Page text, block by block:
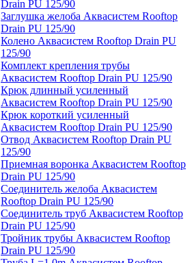
Drain PU 125/90
Заглушка желоба Аквасистем Rooftop
Drain PU 125/90
Колено Аквасистем Rooftop Drain PU
125/90
Комплект крепления трубы
Аквасистем Rooftop Drain PU 125/90
Крюк длинный усиленный
Аквасистем Rooftop Drain PU 125/90
Крюк короткий усиленный
Аквасистем Rooftop Drain PU 125/90
Отвод Аквасистем Rooftop Drain PU
125/90
Приемная воронка Аквасистем Rooftop
Drain PU 125/90
Соединитель желоба Аквасистем
Rooftop Drain PU 125/90
Соединитель труб Аквасистем Rooftop
Drain PU 125/90
Тройник трубы Аквасистем Rooftop
Drain PU 125/90